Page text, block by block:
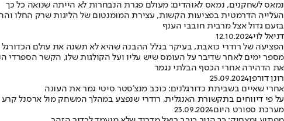
נמאס לשחקנים, נמאס לאוהדים: מעולם פגרת הנבחרות לא הייתה שנואה כל כך
העלייה הדרמטית בפציעות הקשות, עצירת המומנטום של הליגות שרק החלו
בזעם גדול אצל מרבית חובבי הענף
דניאל לוי12.10.2024
הפציעה של רודרי כואבת, בעיקר בגלל ההבנה שהיא לא תשנה את עולם הכדורגל
מספר ימים לאחר שדיבר על העומס שיש עליו ועל הקולגות שלו, הקשר הספרדי
את הדהירה אחרי הכסף הבלתי נגמר
רונן דורפן25.09.2024
אחרי שאיים בשביתת כדורגלנים: כוכב מנצ'סטר סיטי גמר את העונה
על פי דיווחים בתקשורת האנגלית, רודרי שנפצע במהלך המשחק מול ארסנל
מערכת ספורט היום23.09.2024